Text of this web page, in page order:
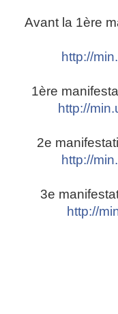
Avant la 1ère
http://
1ère
http://
2e
http://
3e
http://